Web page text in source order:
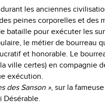
les anciennes
peines corporelles et des
bataille pour exécuter les
le métier de bourreau
et honorable. Le
ville certes) en compagnie
exécution.
des Sanson », sur la
Désérable.